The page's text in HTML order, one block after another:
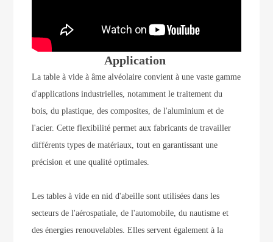
Application
La table à vide à âme alvéolaire convient à une vaste gamme
d'applications industrielles, notamment le traitement du
bois, du plastique, des composites, de l'aluminium et de
l'acier. Cette flexibilité permet aux fabricants de travailler
différents types de matériaux, tout en garantissant une
précision et une qualité optimales.
Les tables à vide en nid d'abeille sont utilisées dans les
secteurs de l'aérospatiale, de l'automobile, du nautisme et
des énergies renouvelables. Elles servent également à la